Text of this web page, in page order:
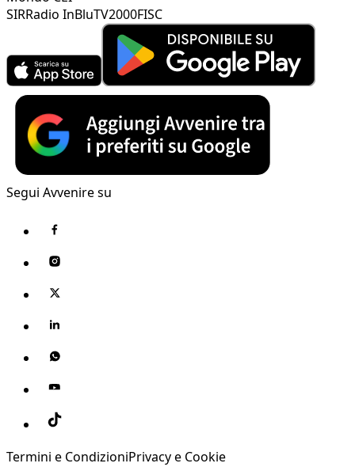
SIRRadio InBluTV2000FISC
Segui Avvenire su
Termini e CondizioniPrivacy e Cookie